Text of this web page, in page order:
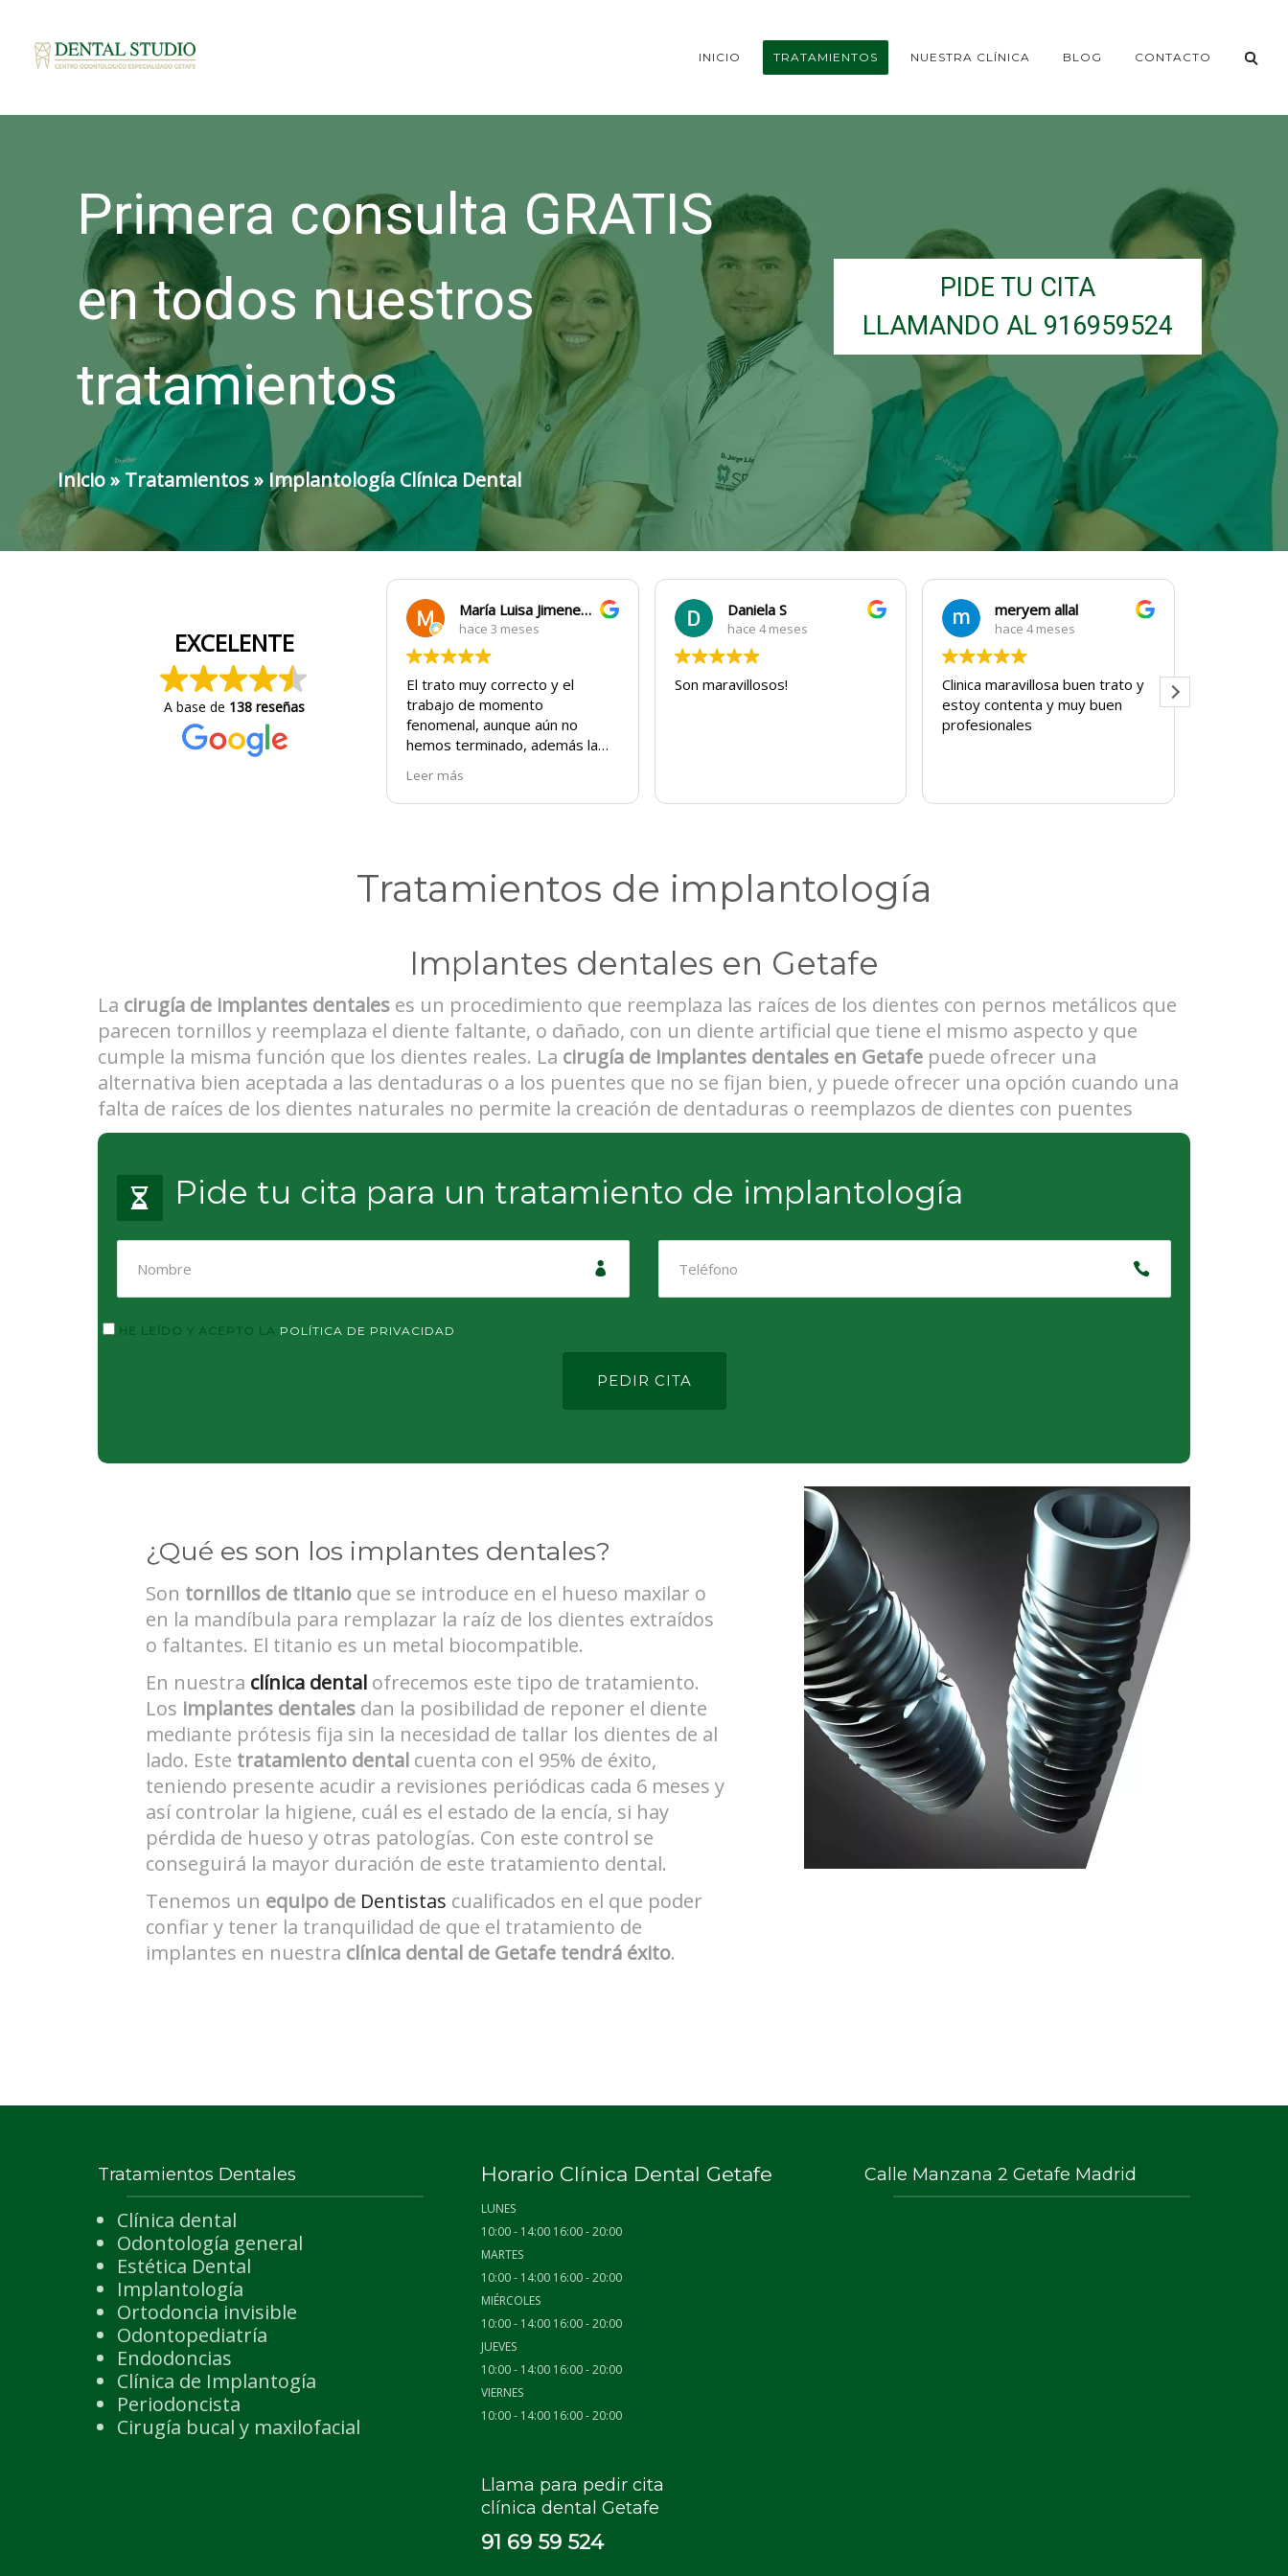
INICIO TRATAMIENTOS NUESTRA CLÍNICA BLOG CONTACTO
Primera consulta GRATIS
en todos nuestros
tratamientos
PIDE TU CITA
LLAMANDO AL 916959524
Inicio» Tratamientos» Implantología Clínica Dental
EXCELENTE
A base de 138 reseñas
María Luisa Jimenez Ruiz
hace 3 meses
El trato muy correcto y el
trabajo de momento
fenomenal, aunque aún no
hemos terminado, además la
los solucionan para que puedas
circular sin q te multen, a día de
Leer más
Daniela S
hace 4 meses
Son maravillosos!
meryem allal
hace 4 meses
Clinica maravillosa buen trato y
estoy contenta y muy buen
profesionales
Tratamientos de implantología
Implantes dentales en Getafe
La cirugía de implantes dentales es un procedimiento que reemplaza las raíces de los dientes con pernos metálicos que
parecen tornillos y reemplaza el diente faltante, o dañado, con un diente artificial que tiene el mismo aspecto y que
cumple la misma función que los dientes reales. La cirugía de implantes dentales en Getafe puede ofrecer una
alternativa bien aceptada a las dentaduras o a los puentes que no se fijan bien, y puede ofrecer una opción cuando una
falta de raíces de los dientes naturales no permite la creación de dentaduras o reemplazos de dientes con puentes
Pide tu cita para un tratamiento de implantología
HE LEÍDO Y ACEPTO LA POLÍTICA DE PRIVACIDAD
¿Qué es son los implantes dentales?
Son tornillos de titanio que se introduce en el hueso maxilar o
en la mandíbula para remplazar la raíz de los dientes extraídos
o faltantes. El titanio es un metal biocompatible.
En nuestra clínica dental ofrecemos este tipo de tratamiento.
Los implantes dentales dan la posibilidad de reponer el diente
mediante prótesis fija sin la necesidad de tallar los dientes de al
lado. Este tratamiento dental cuenta con el 95% de éxito,
teniendo presente acudir a revisiones periódicas cada 6 meses y
así controlar la higiene, cuál es el estado de la encía, si hay
pérdida de hueso y otras patologías. Con este control se
conseguirá la mayor duración de este tratamiento dental.
Tenemos un equipo de Dentistas cualificados en el que poder
confiar y tener la tranquilidad de que el tratamiento de
implantes en nuestra clínica dental de Getafe tendrá éxito.
Tratamientos Dentales
Clínica dental
Odontología general
Estética Dental
Implantología
Ortodoncia invisible
Odontopediatría
Endodoncias
Clínica de Implantogía
Periodoncista
Cirugía bucal y maxilofacial
Horario Clínica Dental Getafe
LUNES
10:00 - 14:00 16:00 - 20:00
MARTES
10:00 - 14:00 16:00 - 20:00
MIÉRCOLES
10:00 - 14:00 16:00 - 20:00
JUEVES
10:00 - 14:00 16:00 - 20:00
VIERNES
10:00 - 14:00 16:00 - 20:00
Llama para pedir cita
clínica dental Getafe
91 69 59 524
Calle Manzana 2 Getafe Madrid